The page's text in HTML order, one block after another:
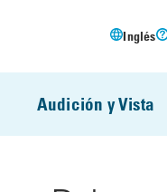
Inglés
Audición y Vista